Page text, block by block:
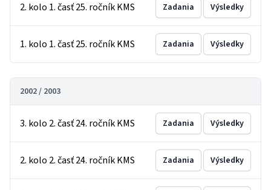
2. kolo 1. časť 25. ročník KMS Zadania Výsledky
1. kolo 1. časť 25. ročník KMS Zadania Výsledky
2002 / 2003
3. kolo 2. časť 24. ročník KMS Zadania Výsledky
2. kolo 2. časť 24. ročník KMS Zadania Výsledky